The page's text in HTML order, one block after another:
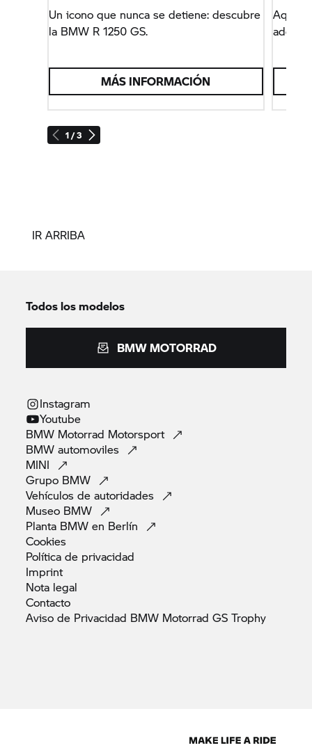
1 / 3
Un icono que nunca se detiene: descubre
la BMW R 1250 GS.
MÁS INFORMACIÓN
Aquí
IR ARRIBA
Todos los modelos
BMW MOTORRAD
Instagram
Youtube
BMW Motorrad Motorsport
BMWautomoviles
MINI
Grupo BMW
Vehículos deautoridades
Museo BMW
Planta BMW en Berlín
Cookies
Política de privacidad
Imprint
Nota legal
Contacto
Aviso de Privacidad BMW Motorrad GSTrophy